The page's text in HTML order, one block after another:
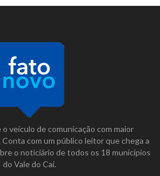
veículo de comunicação com maior
Conta com um público leitor que chega a
o noticiário de todos os 18 municípios
do Vale do Caí.